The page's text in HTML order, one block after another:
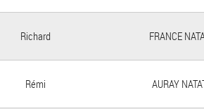
Richard FRANCE
Rémi AURAY